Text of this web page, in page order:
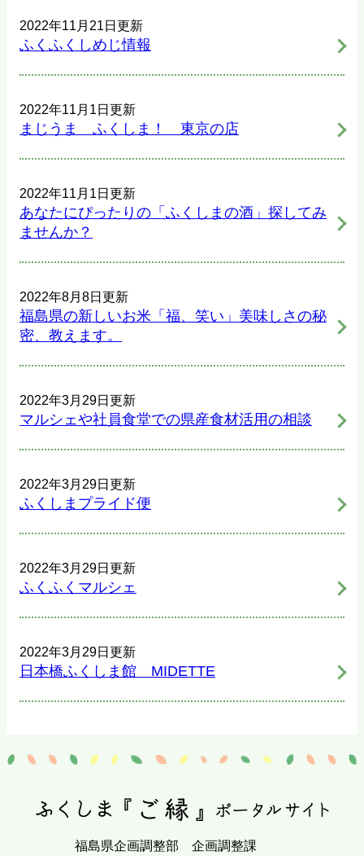
2022年11月21日更新
ふくふくしめじ情報
2022年11月1日更新
まじうま ふくしま！ 東京の店
2022年11月1日更新
あなたにぴったりの「ふくしまの酒」探してみ
ませんか？
2022年8月8日更新
福島県の新しいお米「福、笑い」美味しさの秘
密、教えます。
2022年3月29日更新
マルシェや社員食堂での県産食材活用の相談
2022年3月29日更新
ふくしまプライド便
2022年3月29日更新
ふくふくマルシェ
2022年3月29日更新
日本橋ふくしま館 MIDETTE
福島県企画調整部 企画調整課